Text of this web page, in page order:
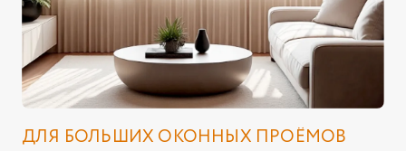
ДЛЯ БОЛЬШИХ ОКОННЫХ ПРОЁМОВ